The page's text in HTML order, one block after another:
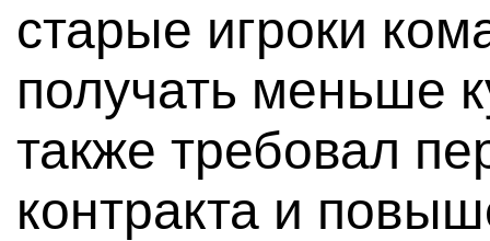
старые игроки
получать меньше
также требовал
контракта и